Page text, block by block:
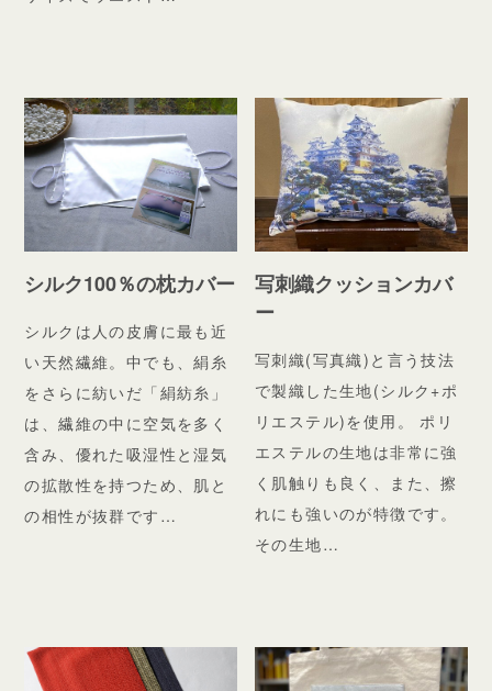
シルク100％の枕カバー
シルクは人の皮膚に最も近
い天然繊維。中でも、絹糸
をさらに紡いだ「絹紡糸」
は、繊維の中に空気を多く
含み、優れた吸湿性と湿気
の拡散性を持つため、肌と
の相性が抜群です…
写刺織クッションカバ
ー
写刺織(写真織)と言う技法
で製織した生地(シルク+ポ
リエステル)を使用。 ポリ
エステルの生地は非常に強
く肌触りも良く、また、擦
れにも強いのが特徴です。
その生地…